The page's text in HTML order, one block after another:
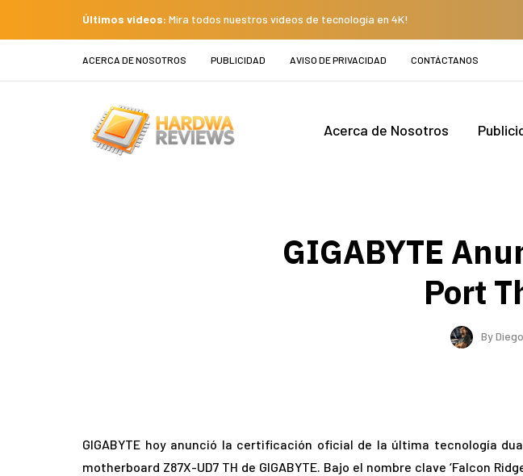
Últimos videos: Mira todos nuestros videos de tecnología en 4K!
ACERCA DE NOSOTROS PUBLICIDAD AVISO DE PRIVACIDAD CONTÁCTANOS
Acerca de Nosotros
GIGABYTE
Port
By
GIGABYTE hoy anunció la certificación oficial de la última tecnología
motherboard Z87X-UD7 TH de GIGABYTE. Bajo el nombre clave ‘Falcon